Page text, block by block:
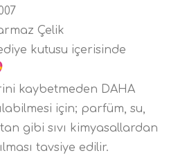
Çelik
kutusu içerisinde
kaybetmeden DAHA
için; parfüm, su,
gibi sıvı kimyasallardan
tavsiye edilir.